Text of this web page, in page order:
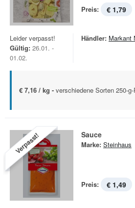
Preis: € 1,79
Leider verpasst!
Gültig: 26.01. -
01.02.
Händler: Markant
€ 7,16 / kg - verschiedene Sorten 250-
Verpasst! Sauce
Marke: Steinhaus
Preis: € 1,49